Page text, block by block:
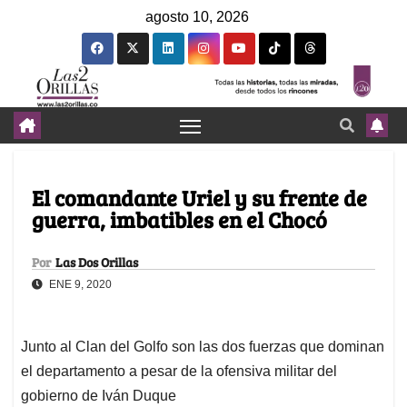
agosto 10, 2026
El comandante Uriel y su frente de
guerra, imbatibles en el Chocó
Por Las Dos Orillas
ENE 9, 2020
Junto al Clan del Golfo son las dos fuerzas que dominan
el departamento a pesar de la ofensiva militar del
gobierno de Iván Duque